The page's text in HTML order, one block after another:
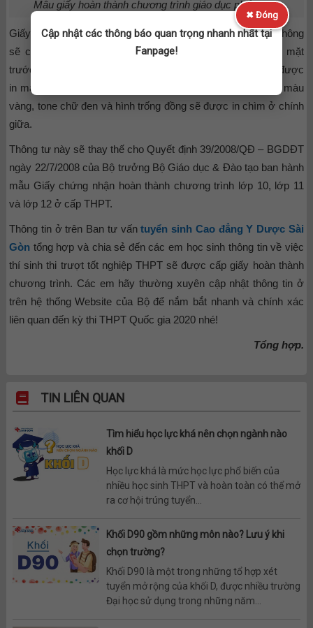
Mẫu giấy hoàn thành chương trình giáo dục phổ thông
Giấy chứng nhận hoàn thành chương trình giáo dục phổ thông
sẽ có kích thước tương ứng là 19cm x 13.5cm. Đối với mặt
trước sẽ có nền màu nâu có hình Quốc huy, phần chữ sẽ được
in màu vàng. Còn mặt ở sau nền màu trắng, hoa văn viền màu
vàng, tone chữ đen và hình trống đồng sẽ được in chìm ở chính
giữa.
Thông tư này sẽ thay thế cho Quyết định 39/2008/QĐ – BGDĐT
ngày 22/7/2008 của Bộ trưởng Bộ Giáo dục & Đào tạo ban hành
mẫu Giấy chứng nhận hoàn thành chương trình lớp 10, lớp 11
và lớp 12 ở cấp THPT.
Thông tin ở trên Ban tư vấntuyển sinh Cao đẳng Y Dược Sài
Gòn tổng hợp và chia sẻ đến các em học sinh thông tin về việc
thí sinh thi trượt tốt nghiệp THPT sẽ được cấp giấy hoàn thành
chương trình. Các em hãy thường xuyên cập nhật thông tin ở
trên hệ thống Website của Bộ để nắm bắt nhanh và chính xác
liên quan đến kỳ thi THPT Quốc gia 2020 nhé!
Tổng hợp.
TIN LIÊN QUAN
Tìm hiểu học lực khá nên chọn ngành nào
khối D
Học lực khá là mức học lực phổ biến của
nhiều học sinh THPT và hoàn toàn có thể mở
ra cơ hội trúng tuyển...
Khối D90 gồm những môn nào? Lưu ý khi
chọn trường?
Khối D90 là một trong những tổ hợp xét
tuyển mở rộng của khối D, được nhiều trường
Đại học sử dụng trong những năm...
✖ Đóng
Cập nhật các thông báo quan trọng nhanh nhất tại
Fanpage!